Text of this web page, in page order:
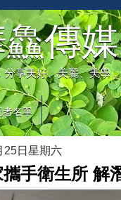
傳媒
享美好、美麗、美學
名單
25日星期六
手衛生所 解